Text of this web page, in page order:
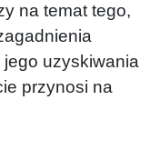
na temat tego,
uzyskiwania
przynosi na